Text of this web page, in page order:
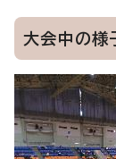
大会中の様